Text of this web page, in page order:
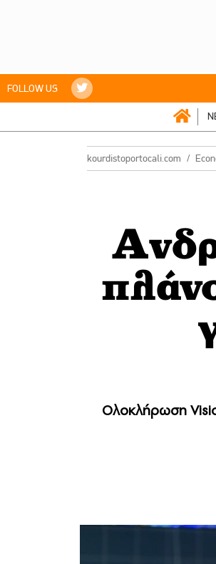
FOLLOW US
kourdistoportocali.com
Ολοκλήρωση